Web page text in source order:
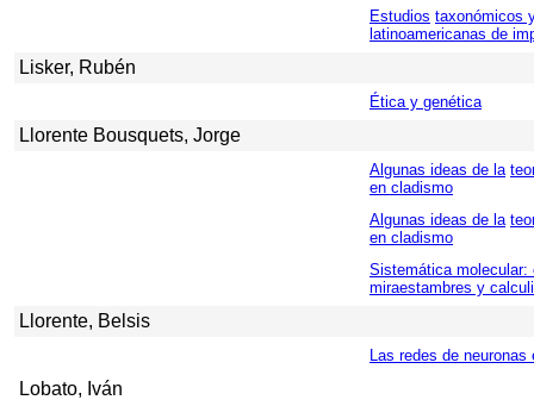
Estudios taxonómicos
latinoamericanas de
Lisker, Rubén
Ética y genética
Llorente Bousquets, Jorge
Algunas ideas de la
en cladismo
Algunas ideas de la
en cladismo
Sistemática molecular:
miraestambres y
Llorente, Belsis
Las redes de
Lobato, Iván